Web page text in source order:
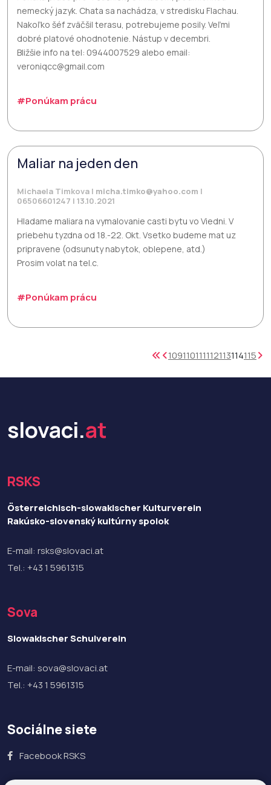
nemecký jazyk. Chata sa nachádza, v stredisku Flachau.
Nakoľko šéf zväčšil terasu, potrebujeme posily. Veľmi
dobré platové ohodnotenie. Nástup v decembri.
Bližšie info na tel: 0944007529 alebo email:
veroniqcc@gmail.com
#Ponúkam prácu
Maliar na jeden den
Michaela Timkova | micha.timko@yahoo.com |
06506601247 | 13.10.2021
Hladame maliara na vymalovanie casti bytu vo Viedni. V
priebehu tyzdna od 18.-22. Okt. Vsetko budeme mat uz
pripravene (odsunuty nabytok, oblepene, atd.)
Prosim volat na tel.c.
#Ponúkam prácu
109110111112113114115
slovaci.at
RSKS
Österreichisch-slowakischer Kulturverein
Rakúsko-slovenský kultúrny spolok
E-mail: rsks@slovaci.at
Tel.: +43 1 5961315
Sova
Slowakischer Schulverein
E-mail: sova@slovaci.at
Tel.: +43 1 5961315
Sociálne siete
Facebook RSKS